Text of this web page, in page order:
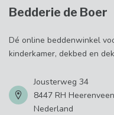
Bedderie de Boer
Dé online beddenwinkel
kinderkamer, dekbed en
Jousterweg 34
8447 RH Heerenveen
Nederland